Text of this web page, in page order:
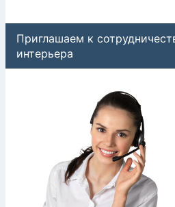
Приглашаем к
интерьера